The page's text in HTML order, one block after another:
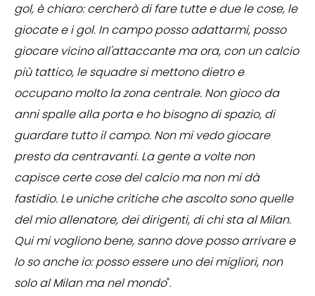
gol, è chiaro: cercherò di fare tutte e due le cose, le
giocate e i gol. In campo posso adattarmi, posso
giocare vicino all'attaccante ma ora, con un calcio
più tattico, le squadre si mettono dietro e
occupano molto la zona centrale. Non gioco da
anni spalle alla porta e ho bisogno di spazio, di
guardare tutto il campo. Non mi vedo giocare
presto da centravanti. La gente a volte non
capisce certe cose del calcio ma non mi dà
fastidio. Le uniche critiche che ascolto sono quelle
del mio allenatore, dei dirigenti, di chi sta al Milan.
Qui mi vogliono bene, sanno dove posso arrivare e
lo so anche io: posso essere uno dei migliori, non
solo al Milan ma nel mondo".